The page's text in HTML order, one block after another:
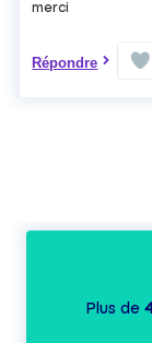
merci
Répondre
Plus de